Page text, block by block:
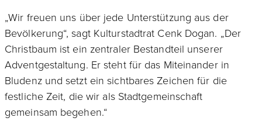
„Wir freuen uns über jede Unterstützung aus der
Bevölkerung“, sagt Kulturstadtrat Cenk Dogan. „Der
Christbaum ist ein zentraler Bestandteil unserer
Adventgestaltung. Er steht für das Miteinander in
Bludenz und setzt ein sichtbares Zeichen für die
festliche Zeit, die wir als Stadtgemeinschaft
gemeinsam begehen.“